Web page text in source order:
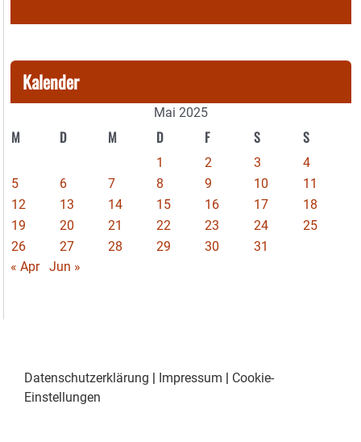
Kalender
Mai 2025
M D M D F S S
1 2 3
4
5
6 7 8 9 10
11
12
13 14 15 16 17
18
19
20 21 22 23 24
25
26
27 28 29 30
31
« Apr
Jun »
Datenschutzerklärung | Impressum | Cookie-
Einstellungen